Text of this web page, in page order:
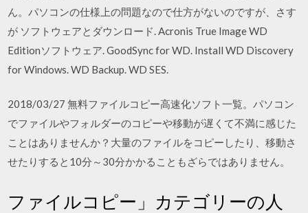
ん。パソコンの仕様上の問題なので仕方がないのですが、さす
が ソフトウェアとダウンロード. Acronis True Image WD
Editionソフトウェア. GoodSync for WD. Install WD Discovery
for Windows. WD Backup. WD SES.
2018/03/27 無料ファイルコピー高速化ソフト一覧。パソコン
でファイルやフォルダーのコピーや移動が遅くて不満に感じた
ことはありませんか？大量のファイルをコピーしたり、移動さ
せたりすると10分～30分かかることもざらではありません。
ファイルコピー」カテゴリーの人